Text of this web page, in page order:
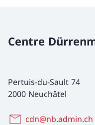
Centre
Pertuis-du-Sault 74
2000 Neuchâtel
cdn@nb.admin.ch